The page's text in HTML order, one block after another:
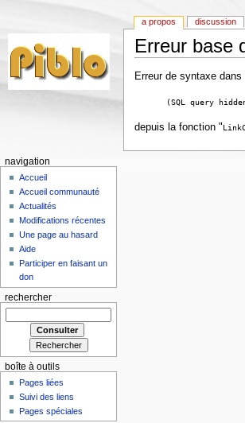
Erreur base
Erreur de syntaxe
(SQL query
depuis la fonction "
a propos discussion
navigation
Accueil
Accueil communauté
Actualités
Modifications récentes
Une page au hasard
Aide
Participer en faisant un
don
rechercher
boîte à outils
Pages liées
Suivi des liens
Pages spéciales